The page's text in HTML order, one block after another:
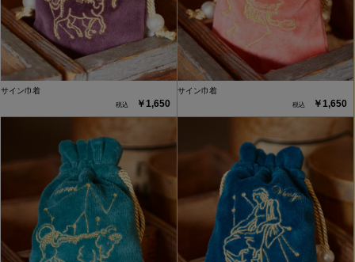
サイン巾着
￥1,650
サイン巾着
￥1,650